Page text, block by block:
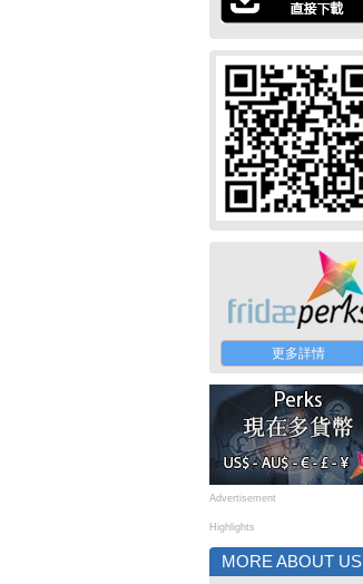
更多詳情
Advertisement
Highlights
MORE ABOUT US